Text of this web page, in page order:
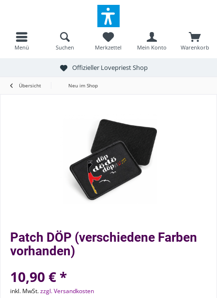
Menü Warenkorb
Merkzettel Mein Konto
Suchen
Offizieller Lovepriest Shop
Übersicht Neu im Shop
Patch DÖP (verschiedene Farben
vorhanden)
10,90 € *
inkl. MwSt.zzgl. Versandkosten